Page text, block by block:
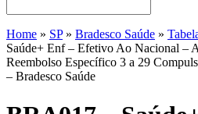
Home » SP» Bradesco Saúde »
Saúde+ Enf – Efetivo Ao Nacional –
Reembolso Específico 3 a 29
– Bradesco Saúde